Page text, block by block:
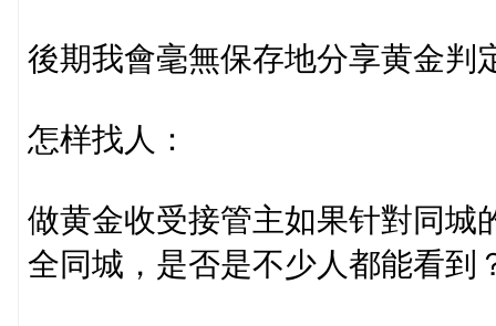
後期我會毫無保存地分享黄金判
怎样找人：
做黄金收受接管主如果针對同城
全同城，是否是不少人都能看到